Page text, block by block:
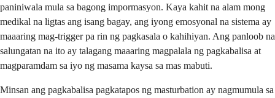
paniniwala mula sa bagong impormasyon. Kaya kahit na alam mong
medikal na ligtas ang isang bagay, ang iyong emosyonal na sistema ay
maaaring mag-trigger pa rin ng pagkasala o kahihiyan. Ang panloob na
salungatan na ito ay talagang maaaring magpalala ng pagkabalisa at
magparamdam sa iyo ng masama kaysa sa mas mabuti.
Minsan ang pagkabalisa pagkatapos ng masturbation ay nagmumula sa